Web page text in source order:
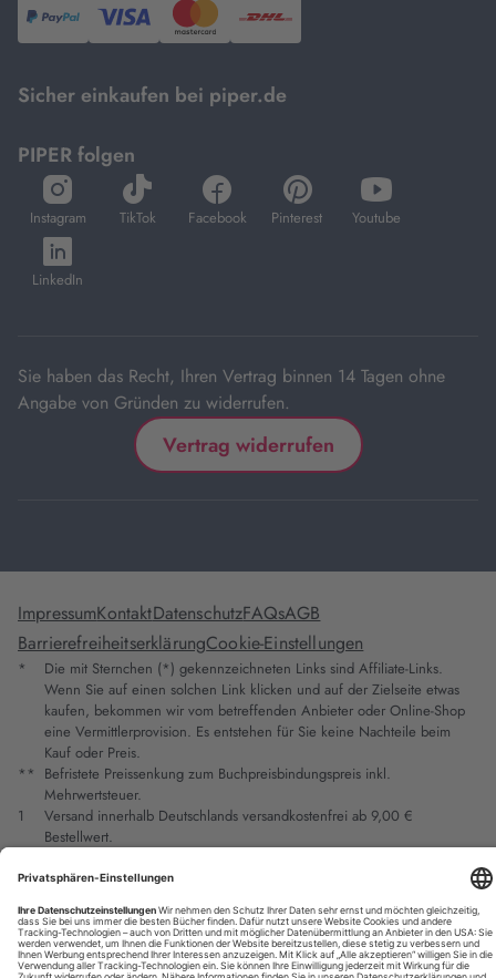
PayPal,Visa
und
DHL.
Sicher einkaufen bei piper.de
PIPER folgen
Instagram
öffnet
in
neuem
Tab
TikTok
öffnet
in
Facebook
öffnet
in
Pinterest
öffnet
in
Youtube
öffnet
in
LinkedIn
öffnet
in
Sie haben das Recht, Ihren Vertrag binnen 14 Tagen ohne
Angabe von Gründen zu widerrufen.
Vertrag widerrufen
ImpressumKontaktDatenschutzFAQsAGB
BarrierefreiheitserklärungCookie-Einstellungen
*
Die mit Sternchen (*) gekennzeichneten Links sind Affiliate-Links.
Wenn Sie auf einen solchen Link klicken und auf der Zielseite etwas
kaufen, bekommen wir vom betreffenden Anbieter oder Online-Shop
eine Vermittlerprovision. Es entstehen für Sie keine Nachteile beim
Kauf oder Preis.
** Befristete Preissenkung zum Buchpreisbindungspreis inkl.
Mehrwertsteuer.
1
Versand innerhalb Deutschlands versandkostenfrei ab 9,00 €
Bestellwert.